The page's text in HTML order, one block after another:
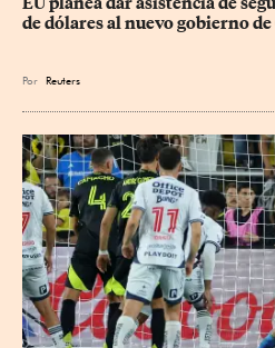
de dólares al nuevo gobierno
Por Reuters